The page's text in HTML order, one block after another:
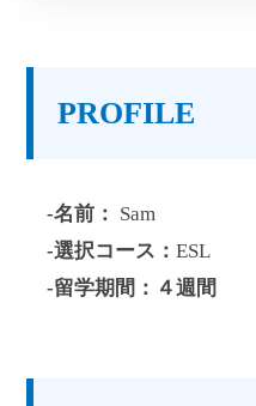
PROFILE
-名前： Sam
-選択コース：ESL
-留学期間：４週間